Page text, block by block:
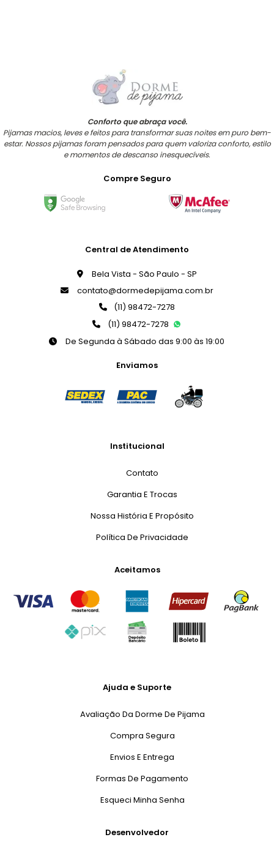
Conforto que abraça você.
Pijamas macios, leves e feitos para transformar suas noites em puro bem-
estar. Nossos pijamas foram pensados para quem valoriza conforto, estilo
e momentos de descanso inesquecíveis.
Compre Seguro
Central de Atendimento
Bela Vista - São Paulo - SP
contato@dormedepijama.com.br
(11) 98472-7278
(11) 98472-7278
De Segunda à Sábado das 9:00 às 19:00
Enviamos
Institucional
Contato
Garantia E Trocas
Nossa História E Propósito
Política De Privacidade
Aceitamos
Ajuda e Suporte
Avaliação Da Dorme De Pijama
Compra Segura
Envios E Entrega
Formas De Pagamento
Esqueci Minha Senha
Desenvolvedor